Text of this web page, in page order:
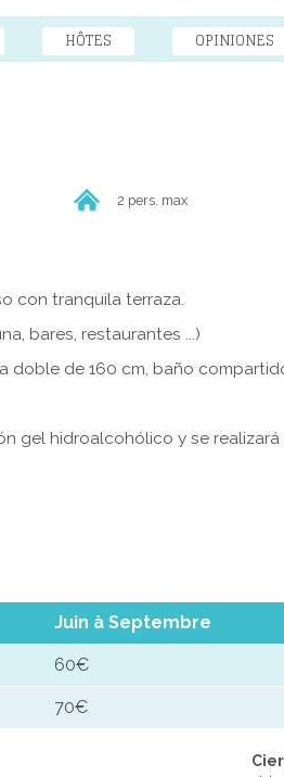
HÔTES OPINIONES
2 pers. max
con tranquila terraza.
bares, restaurantes ...)
doble de 160 cm, baño
gel hidroalcohólico y se
Juin à Septembre
60€
70€